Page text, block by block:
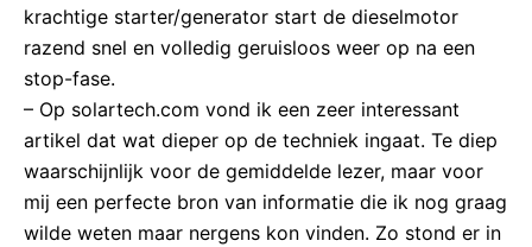
krachtige starter/generator start de dieselmotor
razend snel en volledig geruisloos weer op na een
stop-fase.
– Op solartech.com vond ik een zeer interessant
artikel dat wat dieper op de techniek ingaat. Te diep
waarschijnlijk voor de gemiddelde lezer, maar voor
mij een perfecte bron van informatie die ik nog graag
wilde weten maar nergens kon vinden. Zo stond er in